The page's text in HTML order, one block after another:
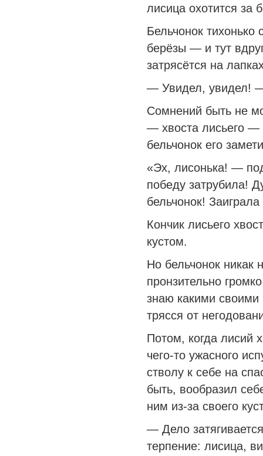
лисица охотится за
Бельчонок
берёзы — и тут
затрясётся на
— Увидел, увидел!
Сомнений быть не
— хвоста лисьего —
бельчонок его
«Эх, лисонька! —
победу затрубила!
бельчонок!
Кончик лисьего
кустом.
Но бельчонок никак
пронзительно
знаю какими
трясся от
Потом, когда лисий
чего-то ужасного
стволу к себе на
быть, вообразил
ним из-за своего
— Дело
терпение: лисица,